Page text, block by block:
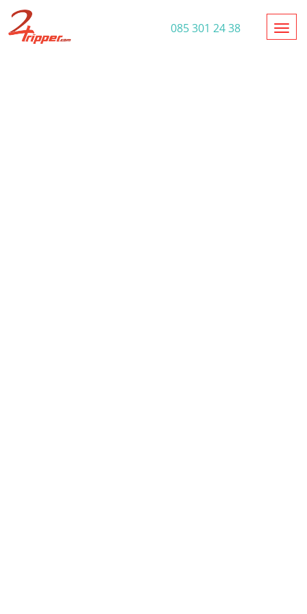
085 301 24 38